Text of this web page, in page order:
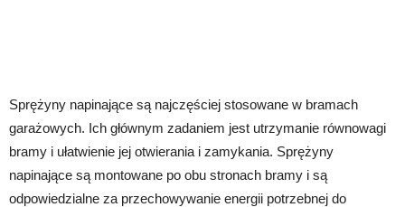
Sprężyny napinające są najczęściej stosowane w bramach
garażowych. Ich głównym zadaniem jest utrzymanie równowagi
bramy i ułatwienie jej otwierania i zamykania. Sprężyny
napinające są montowane po obu stronach bramy i są
odpowiedzialne za przechowywanie energii potrzebnej do